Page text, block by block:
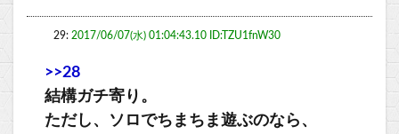
29: 2017/06/07(水) 01:04:43.10 ID:TZU1fnW30
>>28
結構ガチ寄り。
ただし、ソロでちまちま遊ぶのなら、